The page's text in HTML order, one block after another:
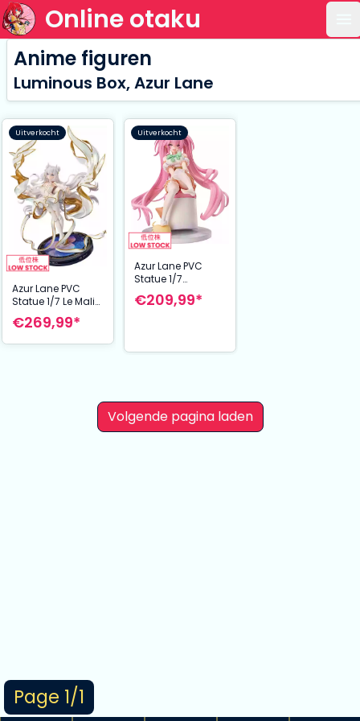
Online otaku
Page 1/1
Anime figuren
Luminous Box, Azur Lane
Uitverkocht
Azur Lane PVC
Statue 1/7 Le Malin
33 cm
€269,99*
Uitverkocht
Azur Lane PVC
Statue 1/7
Emanuele
Pessagno:
€209,99*
Volgende pagina laden